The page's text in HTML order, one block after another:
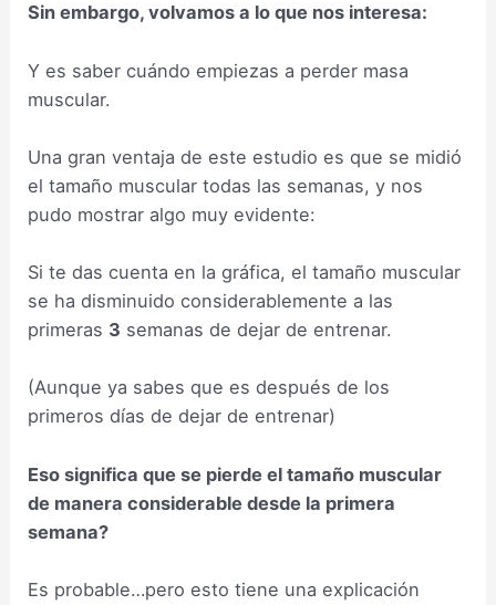
Sin embargo, volvamos a lo que nos interesa:
Y es saber cuándo empiezas a perder masa
muscular.
Una gran ventaja de este estudio es que se midió
el tamaño muscular todas las semanas, y nos
pudo mostrar algo muy evidente:
Si te das cuenta en la gráfica, el tamaño muscular
se ha disminuido considerablemente a las
primeras 3 semanas de dejar de entrenar.
(Aunque ya sabes que es después de los
primeros días de dejar de entrenar)
Eso significa que se pierde el tamaño muscular
de manera considerable desde la primera
semana?
Es probable…pero esto tiene una explicación